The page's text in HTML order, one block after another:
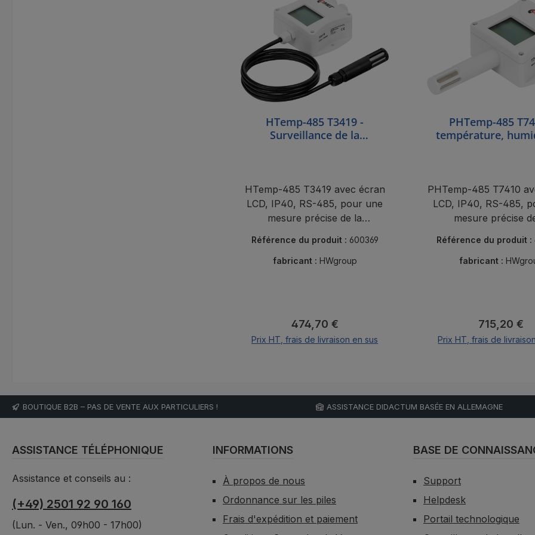
HTemp-485 T3419 -
Surveillance de la
HTemp-485 T3419 avec écran
LCD, IP40, RS-485, pour une
mesure précise de la
dans les applications
industrielles.
Référence du produit : 600369
fabricant : HWgroup
Prix régulier :
474,70 €
Prix HT, frais de livraison en sus
PHTemp-485
température,
PHTemp-485 T7410
LCD, IP40, RS-485,
mesure précise
la pression
les applications
Référence du produit :
fabricant :
Prix régulier :
715,20 €
Prix HT, frais de
BOUTIQUE B2B – PAS DE VENTE AUX PARTICULIERS ! ASSISTANCE DIDACTUM BASÉE EN ALLEMAGNE
ASSISTANCE TÉLÉPHONIQUE
Assistance et conseils au :
(+49) 2501 92 90 160
(Lun. - Ven., 09h00 - 17h00)
INFORMATIONS
À propos de nous
Ordonnance sur les piles
Frais d'expédition et paiement
BASE DE
Support
Helpdesk
Portail technologique